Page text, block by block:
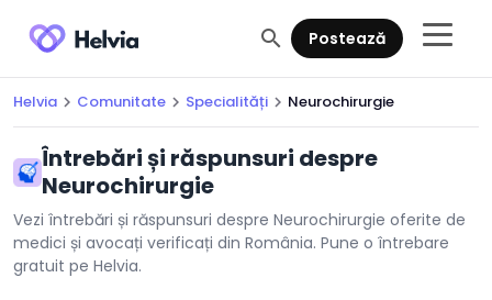
search Postează
Helvia chevron_right Comunitate chevron_right Specialități chevron_right Neurochirurgie
Întrebări și răspunsuri despre
Neurochirurgie
Vezi întrebări și răspunsuri despre Neurochirurgie oferite de
medici și avocați verificați din România. Pune o întrebare
gratuit pe Helvia.